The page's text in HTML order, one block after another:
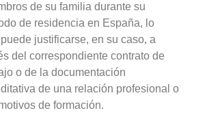
de su familia durante su
de residencia en España, lo
justificarse, en su caso, a
del correspondiente contrato de
o de la documentación
de una relación profesional o
de formación.